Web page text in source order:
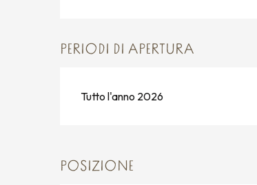
PERIODI DI APERTURA
Tutto l'anno 2026
POSIZIONE